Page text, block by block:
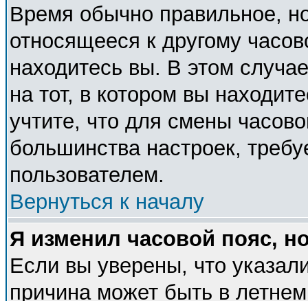
Время обычно правильное,
относящееся к другому
находитесь вы. В этом
на тот, в котором вы
учтите, что для смены
большинства настроек,
пользователем.
Вернуться к началу
Я изменил часовой пояс,
Если вы уверены, что
причина может быть в